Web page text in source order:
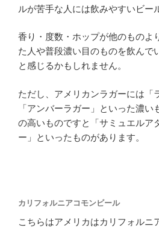
ルが苦手な人には飲みやすいビー
香り・度数・ホップが他のものよ
た人や普段濃い目のものを飲んで
と感じるかもしれません。
ただし、アメリカンラガーには「
「アンバーラガー」といった濃
の高いものですと「サミュエルア
ー」といったものがあります。
カリフォルニアコモンビール
こちらはアメリカはカリフォルニ